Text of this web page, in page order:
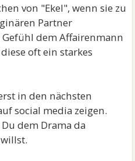
von "Ekel", wenn sie zu
Partner
dem Affairenmann
oft ein starkes
in den nächsten
social media zeigen.
dem Drama da